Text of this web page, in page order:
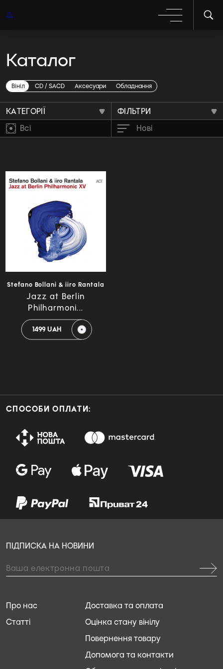
Каталог
Вініл CD / SACD Аксесуари Обладнання
Stefano Bollani & iiro
Rantala
КАТЕГОРІЇ
ФІЛЬТРИ
Всі
Нові
Stefano Bollani & iiro Rantala
Jazz at Berlin
Philharmoni...
1499 UAH
СПОСОБИ ОПЛАТИ:
Доставка та оплата
Оцінка стану вінілу
Повернення товару
Допомога та контакти
Про нас
Статті
ПІДПИСКА НА НОВИНИ